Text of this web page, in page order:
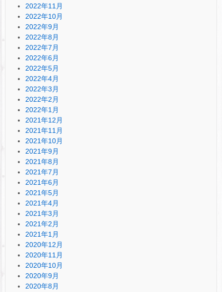
2022年11月
2022年10月
2022年9月
2022年8月
2022年7月
2022年6月
2022年5月
2022年4月
2022年3月
2022年2月
2022年1月
2021年12月
2021年11月
2021年10月
2021年9月
2021年8月
2021年7月
2021年6月
2021年5月
2021年4月
2021年3月
2021年2月
2021年1月
2020年12月
2020年11月
2020年10月
2020年9月
2020年8月